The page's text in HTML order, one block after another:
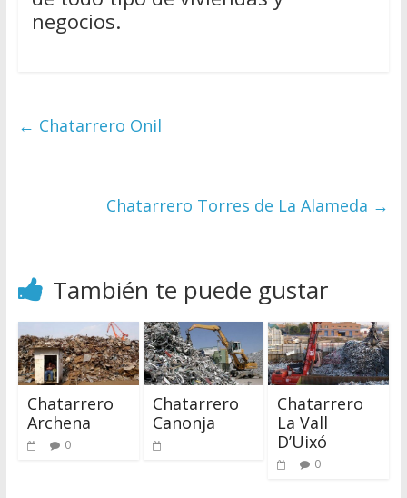
negocios.
← Chatarrero Onil
Chatarrero Torres de La Alameda →
También te puede gustar
Chatarrero
Archena
0
Chatarrero
Canonja
Chatarrero
La Vall
D’Uixó
0